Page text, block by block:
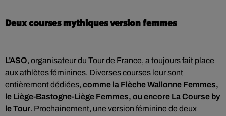
Deux courses mythiques version femmes
L’ASO, organisateur du Tour de France, a toujours fait place
aux athlètes féminines. Diverses courses leur sont
entièrement dédiées, comme la Flèche Wallonne Femmes,
le Liège-Bastogne-Liège Femmes, ou encore La Course by
le Tour. Prochainement, une version féminine de deux